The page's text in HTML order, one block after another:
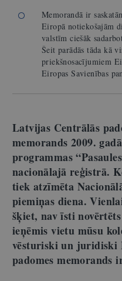
Memorandā ir
Eiropā notiekošajām
valstīm ciešāk
Šeit parādās tāda kā
priekšnosacījumiem
Eiropas Savienības
Latvijas Centrālās
memorands 2009.
programmas
nacionālajā reģistrā.
tiek atzīmēta
piemiņas diena.
šķiet, nav īsti
ieņēmis vietu mūsu
vēsturiski un juridiski
padomes memorands